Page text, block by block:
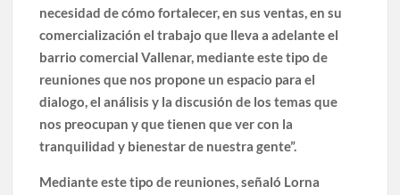
necesidad de cómo fortalecer, en sus ventas, en su
comercialización el trabajo que lleva a adelante el
barrio comercial Vallenar, mediante este tipo de
reuniones que nos propone un espacio para el
dialogo, el análisis y la discusión de los temas que
nos preocupan y que tienen que ver con la
tranquilidad y bienestar de nuestra gente”.
Mediante este tipo de reuniones, señaló Lorna